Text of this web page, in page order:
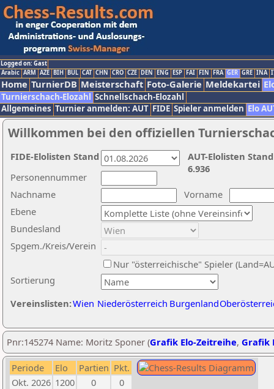
Logged on: Gast
Arabic ARM AZE BIH BUL CAT CHN CRO CZE DEN ENG ESP FAI FIN FRA GER GRE INA
Home TurnierDB Meisterschaft Foto-Galerie Meldekartei
Turnierschach-Elozahl Schnellschach-Elozahl
Allgemeines Turnier anmelden: AUT FIDE Spieler anmelden Elo
Willkommen bei den offiziellen
Nachname
Vorname
Ebene
Sortierung
Personennummer
Bundesland
Spgem./Kreis/Verein
Nur "österreichische" Spieler
Vereinslisten:Wien Niederösterreich Burgenland
AUT-Elolisten
6.936
FIDE-Elolisten Stand
Pnr:145274 Name: Moritz Sponer (Grafik Elo-Zeitreihe, Grafik
Periode Elo Partien Pkt.
Okt. 2026 1200 0
0